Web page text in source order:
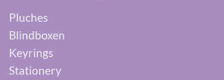
Pluches
Blindboxen
Keyrings
Stationery